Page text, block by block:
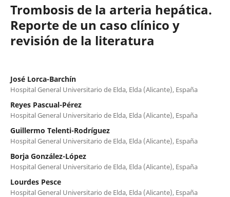
Trombosis de la arteria hepática.
Reporte de un caso clínico y
revisión de la literatura
José Lorca-Barchín
Hospital General Universitario de Elda, Elda (Alicante), España
Reyes Pascual-Pérez
Hospital General Universitario de Elda, Elda (Alicante), España
Guillermo Telenti-Rodríguez
Hospital General Universitario de Elda, Elda (Alicante), España
Borja González-López
Hospital General Universitario de Elda, Elda (Alicante), España
Lourdes Pesce
Hospital General Universitario de Elda, Elda (Alicante), España